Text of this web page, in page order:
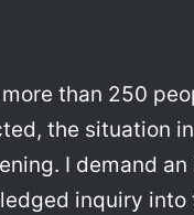
than 250
the situation in
I demand
inquiry into